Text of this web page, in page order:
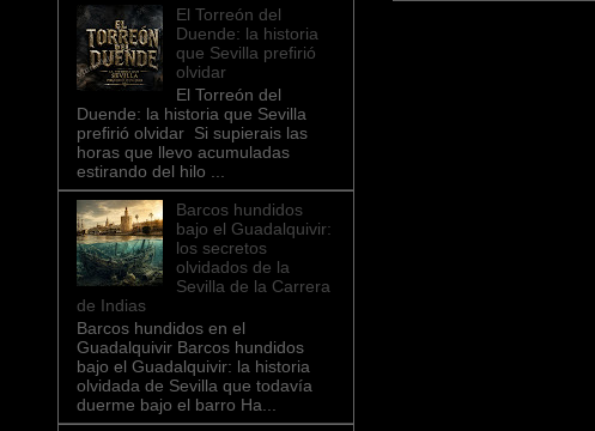
El Torreón del
Duende: la historia
que Sevilla prefirió
olvidar
El Torreón del
Duende: la historia que Sevilla
prefirió olvidar Si supierais las
horas que llevo acumuladas
estirando del hilo ...
Barcos hundidos
bajo el Guadalquivir:
los secretos
olvidados de la
Sevilla de la Carrera
de Indias
Barcos hundidos en el
Guadalquivir Barcos hundidos
bajo el Guadalquivir: la historia
olvidada de Sevilla que todavía
duerme bajo el barro Ha...